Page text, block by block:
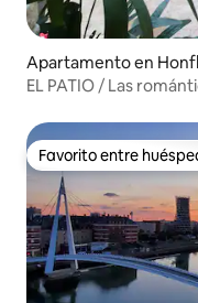
Apartamento en
EL PATIO / Las
Favorito entre
Favorito entre